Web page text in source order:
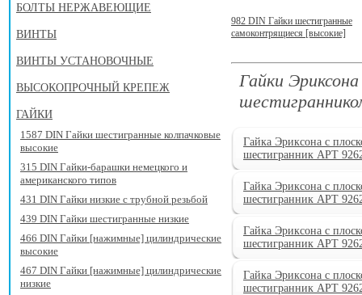
БОЛТЫ НЕРЖАВЕЮЩИЕ
ВИНТЫ
ВИНТЫ УСТАНОВОЧНЫЕ
ВЫСОКОПРОЧНЫЙ КРЕПЕЖ
ГАЙКИ
1587 DIN Гайки шестигранные колпачковые
высокие
315 DIN Гайки-барашки немецкого и
американского типов
431 DIN Гайки низкие с трубной резьбой
439 DIN Гайки шестигранные низкие
466 DIN Гайки [нажимные] цилиндрические
высокие
467 DIN Гайки [нажимные] цилиндрические
низкие
982 DIN Гайки шестигранные
самоконтрящиеся [высокие]
Гайки
Гайка Эриксона с
шестигранник АРТ
Гайка Эриксона с
шестигранник АРТ
Гайка Эриксона с
шестигранник АРТ
Гайка Эриксона с
шестигранник АРТ